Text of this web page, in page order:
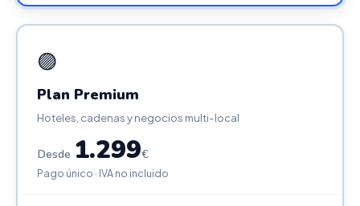
🟣
Plan Premium
Hoteles, cadenas y negocios multi-local
Desde 1.299€
Pago único · IVA no incluido